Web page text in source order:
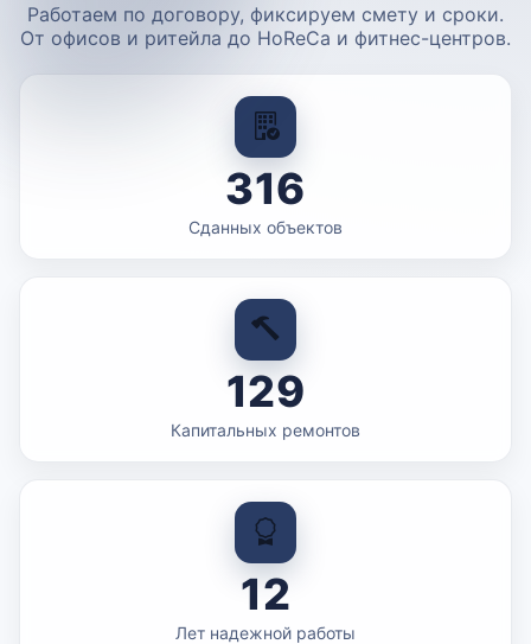
Работаем по договору, фиксируем смету и сроки.
От офисов и ритейла до HoReCa и фитнес-центров.
316
Сданных объектов
129
Капитальных ремонтов
12
Лет надежной работы